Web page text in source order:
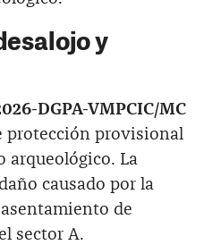
y
DGPA-VMPCIC/MC
protección provisional
arqueológico. La
causado por la
de
sector A.